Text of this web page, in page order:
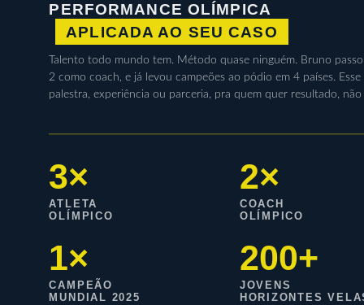
PERFORMANCE OLÍMPICA
APLICADA AO SEU CASO
Talento todo mundo tem. Método quase ninguém. Bruno
2 como coach, e já levou campeões ao pódio em 4 países.
palestra, experiência ou parceria, pra quem quer resultado, não
3×
ATLETA
OLÍMPICO
2×
COACH
OLÍMPICO
1×
CAMPEÃO
MUNDIAL 2025
200+
JOVENS
HORIZONTES